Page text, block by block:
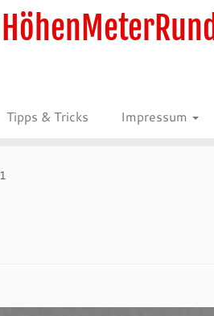
Tipps & Tricks Impressum